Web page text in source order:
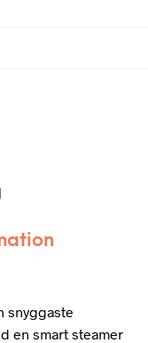
snyggaste
en smart steamer